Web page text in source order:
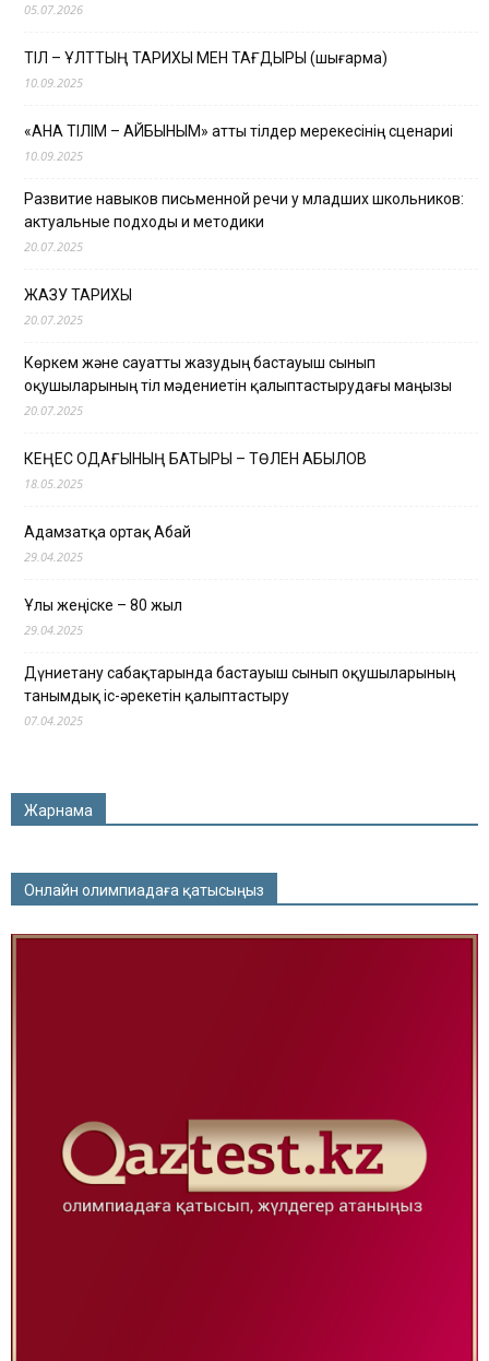
05.07.2026
ТІЛ – ҰЛТТЫҢ ТАРИХЫ МЕН ТАҒДЫРЫ (шығарма)
10.09.2025
«АНА ТІЛІМ – АЙБЫНЫМ» атты тілдер мерекесінің сценариі
10.09.2025
Развитие навыков письменной речи у младших школьников:
актуальные подходы и методики
20.07.2025
ЖАЗУ ТАРИХЫ
20.07.2025
Көркем және сауатты жазудың бастауыш сынып
оқушыларының тіл мәдениетін қалыптастырудағы маңызы
20.07.2025
КЕҢЕС ОДАҒЫНЫҢ БАТЫРЫ – ТӨЛЕН ҚАБЫЛОВ
18.05.2025
Адамзатқа ортақ Абай
29.04.2025
Ұлы жеңіске – 80 жыл
29.04.2025
Дүниетану сабақтарында бастауыш сынып оқушыларының
танымдық іс-әрекетін қалыптастыру
07.04.2025
Жарнама
Онлайн олимпиадаға қатысыңыз